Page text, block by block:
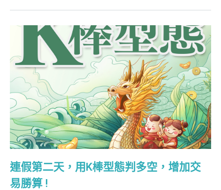
連假第二天，用K棒型態判多空，增加交
易勝算 !